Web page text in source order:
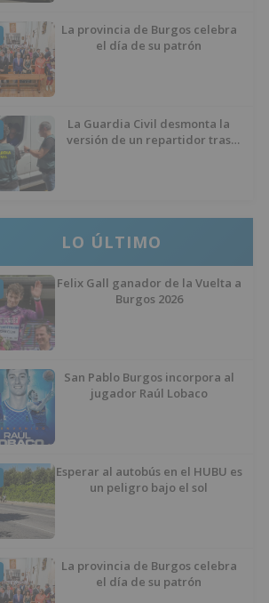
La provincia de Burgos celebra
el día de su patrón
La Guardia Civil desmonta la
versión de un repartidor tras
LO ÚLTIMO
Felix Gall ganador de la Vuelta a
Burgos 2026
San Pablo Burgos incorpora al
jugador Raúl Lobaco
Esperar al autobús en el HUBU es
un peligro bajo el sol
La provincia de Burgos celebra
el día de su patrón